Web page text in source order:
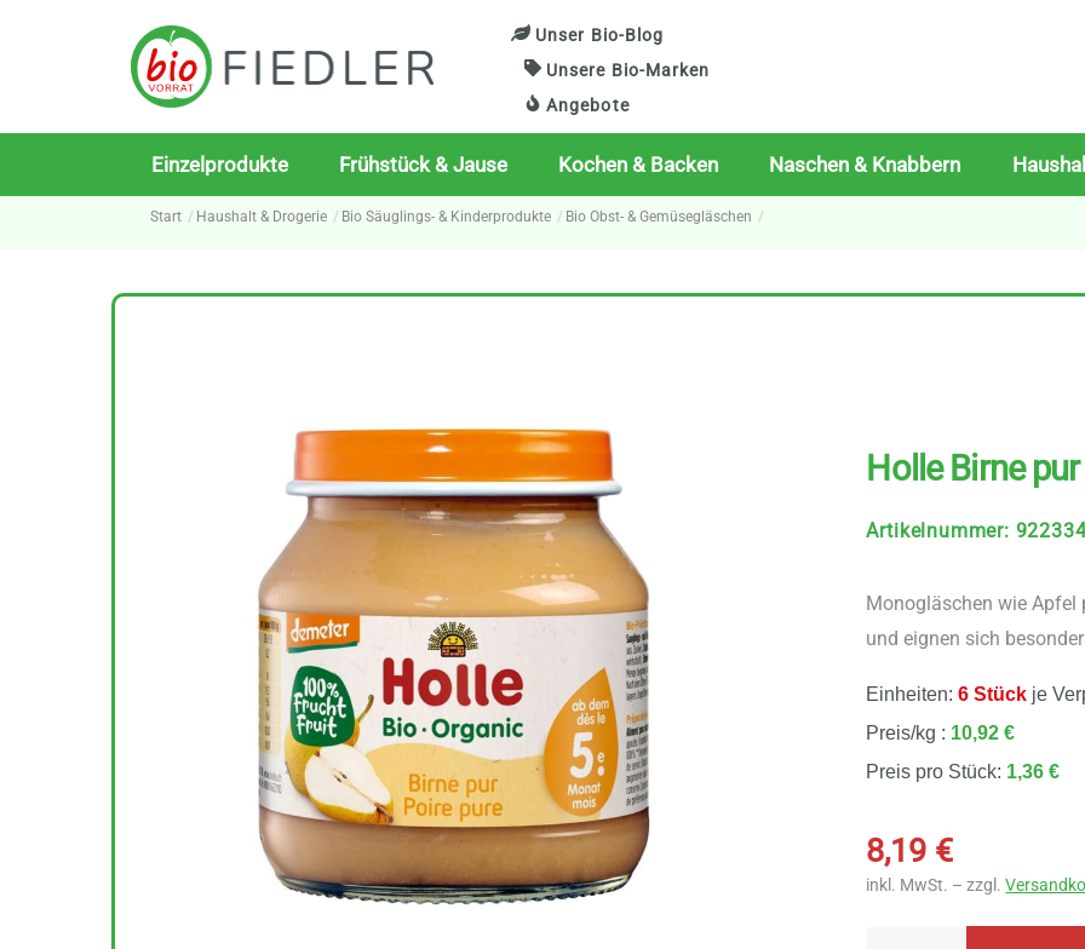
Unser Bio-Blog
Unsere Bio-Marken
Angebote
Einzelprodukte Frühstück & Jause Kochen & Backen Naschen & Knabbern
Start Haushalt & Drogerie Bio Säuglings- & Kinderprodukte Bio Obst- & Gemüsegläschen
Holle Birne
Artikelnummer:
Monogläschen wie Apfel
und eignen sich
Einheiten:6 Stück je
Preis/kg : 10,92 €
Preis pro Stück: 1,36 €
8,19 €
inkl. MwSt. – zzgl.